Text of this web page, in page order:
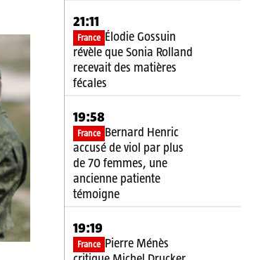
21:11
France Élodie Gossuin
révèle que Sonia Rolland
recevait des matières
fécales
19:58
France Bernard Henric
accusé de viol par plus
de 70 femmes, une
ancienne patiente
témoigne
19:19
France Pierre Ménès